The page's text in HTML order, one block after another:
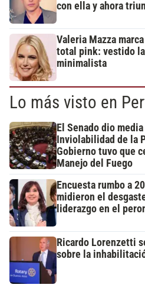
con ella y ahora
Valeria Mazza
total pink: vestido
minimalista
Lo más visto en
El Senado dio
Inviolabilidad de la
Gobierno tuvo que
Manejo del Fuego
Encuesta rumbo a
midieron el
liderazgo en el
Ricardo Lorenzetti
sobre la